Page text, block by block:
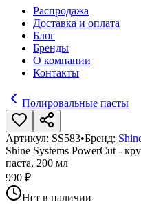
Распродажа
Доставка и оплата
Блог
Бренды
О компании
Контакты
Полировальные пасты
Артикул: SS583•Бренд:
Shine Systems PowerCut -
паста, 200 мл
990 ₽
Нет в наличии